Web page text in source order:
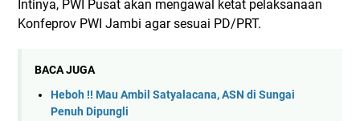
Intinya, PWI Pusat akan mengawal ketat pelaksanaan
Konfeprov PWI Jambi agar sesuai PD/PRT.
BACA JUGA
Heboh !! Mau Ambil Satyalacana, ASN di Sungai
Penuh Dipungli